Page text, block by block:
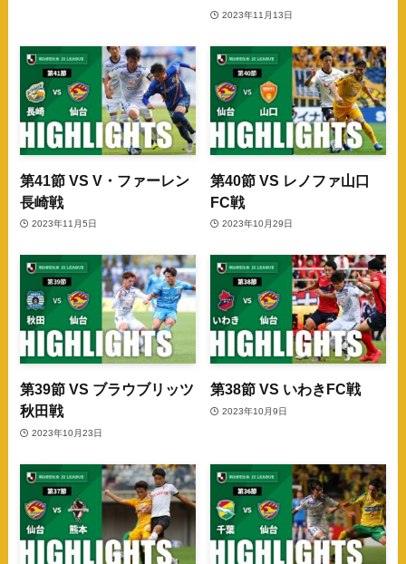
2023年11月13日
第41節 VS V・ファーレン
長崎戦
2023年11月5日
第40節 VS レノファ山口
FC戦
2023年10月29日
第39節 VS ブラウブリッツ
秋田戦
2023年10月23日
第38節 VS いわきFC戦
2023年10月9日